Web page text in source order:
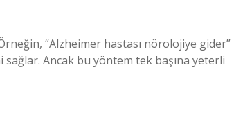
“Alzheimer hastası nörolojiye gider”
Ancak bu yöntem tek başına yeterli